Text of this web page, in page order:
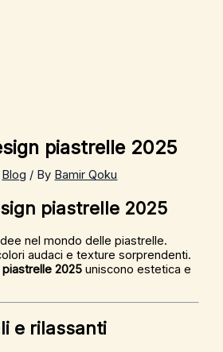
piastrelle 2025
Blog / By Bamir Qoku
piastrelle 2025
nel mondo delle piastrelle.
audaci e texture sorprendenti.
2025 uniscono estetica e
e rilassanti